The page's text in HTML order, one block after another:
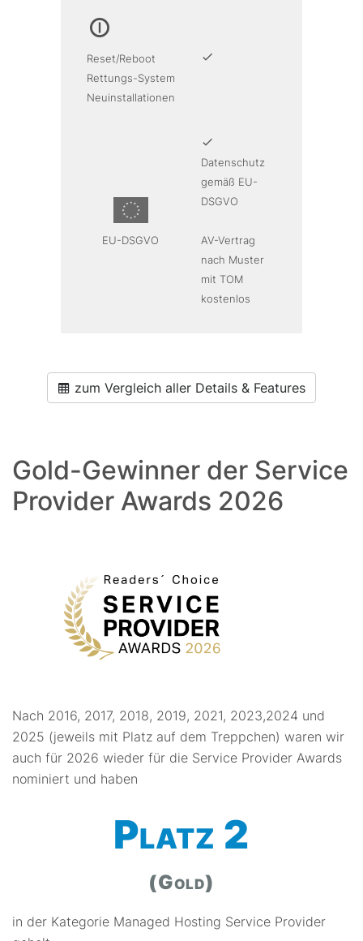
Reset/Reboot
Rettungs-System
Neuinstallationen
EU-DSGVO
Datenschutz
gemäß EU-
DSGVO
AV-Vertrag
nach Muster
mit TOM
kostenlos
zum Vergleich aller Details & Features
Gold-Gewinner der Service
Provider Awards 2026
Nach 2016, 2017, 2018, 2019, 2021, 2023,2024 und
2025 (jeweils mit Platz auf dem Treppchen) waren wir
auch für 2026 wieder für die Service Provider Awards
nominiert und haben
Platz 2
(Gold)
in der Kategorie Managed Hosting Service Provider